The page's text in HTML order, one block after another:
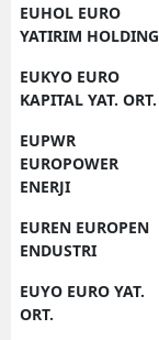
EUHOL EURO
YATIRIM HOLDING
EUKYO EURO
KAPITAL YAT. ORT.
EUPWR
EUROPOWER
ENERJI
EUREN EUROPEN
ENDUSTRI
EUYO EURO YAT.
ORT.